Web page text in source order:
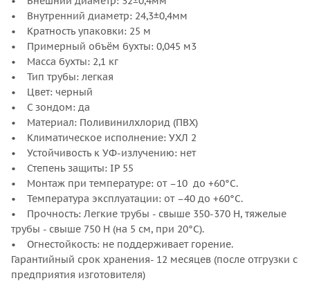
• Внутренний диаметр: 24,3±0,4мм
• Кратность упаковки: 25 м
• Примерный объём бухты: 0,045 м3
• Масса бухты: 2,1 кг
• Тип трубы: легкая
• Цвет: черный
• С зондом: да
• Материал: Поливинилхлорид (ПВХ)
• Климатическое исполнение: УХЛ 2
• Устойчивость к УФ-излучению: нет
• Степень защиты: IP 55
• Монтаж при температуре: от –10 до +60°С.
• Температура эксплуатации: от –40 до +60°С.
• Прочность: Легкие трубы - свыше 350-370 Н, тяжелые
трубы - свыше 750 Н (на 5 см, при 20°С).
• Огнестойкость: не поддерживает горение.
Гарантийный срок хранения- 12 месяцев (после отгрузки с
предприятия изготовителя)